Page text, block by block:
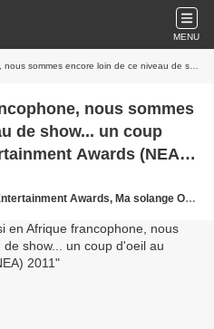
MENU
niveau de show... un coup d'oeil au Nigerian Entertainment Awards (NEA) 2011
nous sommes
de show... un coup
Awards (NEA)
Awards, Ma solange Oussou